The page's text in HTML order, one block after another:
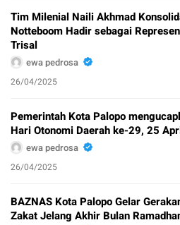
Tim Milenial Naili Akhmad
Notteboom Hadir sebagai
Trisal
ewa pedrosa
26/04/2025
Pemerintah Kota Palopo
Hari Otonomi Daerah ke-29, 25
ewa pedrosa
26/04/2025
BAZNAS Kota Palopo Gelar
Zakat Jelang Akhir Bulan